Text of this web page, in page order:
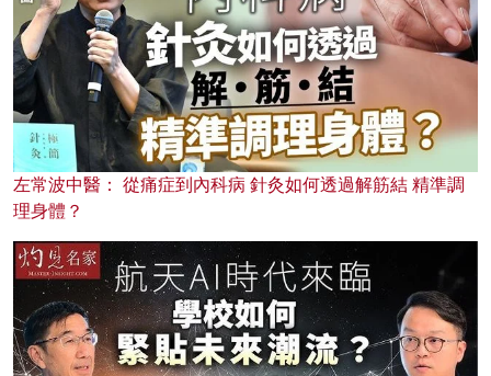
左常波中醫： 從痛症到內科病 針灸如何透過解筋結 精準調
理身體？